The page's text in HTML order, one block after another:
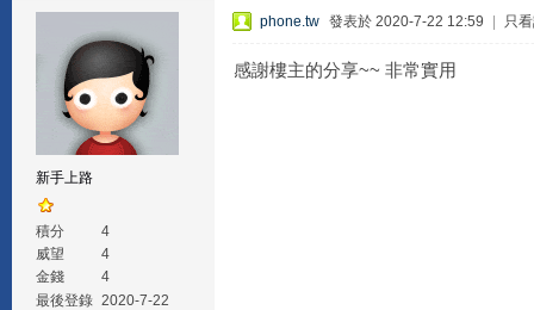
新手上路
積分
4
威望
4
金錢
4
最後登錄 2020-7-22
phone.tw 發表於 2020-7-22 12:59 只
感謝樓主的分享~~ 非常實用